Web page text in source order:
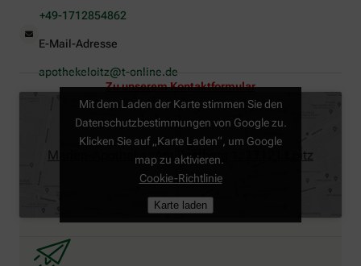
+49-1712854862
E-Mail-Adresse
apothekeloitz@t-online.de
Zu unserem Kontaktformular
Marien-Apotheke, Am Postberg 1, 17121 Loitz
Mit dem Laden der Karte stimmen Sie den
Datenschutzbestimmungen von Google zu.
Klicken Sie auf „Karte Laden“, um Google
map zu aktivieren.
Cookie-Richtlinie
Karte laden